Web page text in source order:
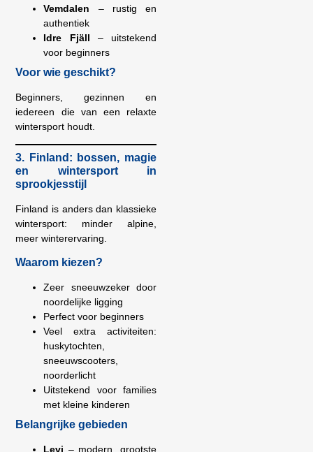
Vemdalen – rustig en
authentiek
Idre Fjäll – uitstekend
voor beginners
Voor wie geschikt?
Beginners, gezinnen en
iedereen die van een relaxte
wintersport houdt.
3. Finland: bossen, magie
en wintersport in
sprookjesstijl
Finland is anders dan klassieke
wintersport: minder alpine,
meer winterervaring.
Waarom kiezen?
Zeer sneeuwzeker door
noordelijke ligging
Perfect voor beginners
Veel extra activiteiten:
huskytochten,
sneeuwscooters,
noorderlicht
Uitstekend voor families
met kleine kinderen
Belangrijke gebieden
Levi – modern, grootste